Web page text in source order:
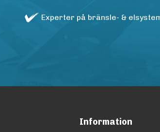
Experter på bränsle- &
Information